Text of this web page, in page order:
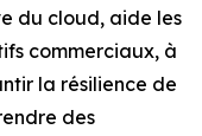
du cloud, aide les
commerciaux, à
la résilience de
des